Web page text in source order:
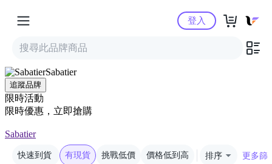
Yahoo購物中心
登入
Sabatier
追蹤品牌
限時活動
限時優惠，立即搶購
Sabatier
快速到貨 有現貨 挑戰低價 價格低到高 排序 更多篩